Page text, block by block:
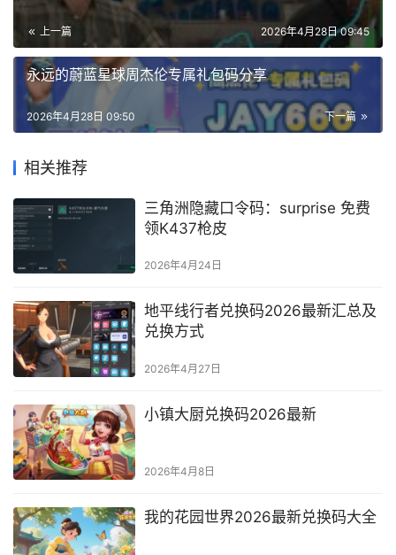
上一篇 2026年4月28日 09:45
永远的蔚蓝星球周杰伦专属礼包码分享
下一篇
2026年4月28日 09:50
相关推荐
三角洲隐藏口令码：surprise 免费
领K437枪皮
2026年4月24日
地平线行者兑换码2026最新汇总及
兑换方式
2026年4月27日
小镇大厨兑换码2026最新
2026年4月8日
我的花园世界2026最新兑换码大全